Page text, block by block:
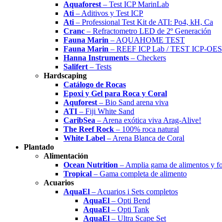
Aquaforest – Test ICP MarinLab
Ati – Aditivos y Test ICP
Ati – Professional Test Kit de ATI: Po4, kH, Ca
Cranc – Refractometro LED de 2º Generación
Fauna Marin – AQUAHOME TEST
Fauna Marin – REEF ICP Lab / TEST ICP-OES
Hanna Instruments – Checkers
Salifert – Tests
Hardscaping
Catálogo de Rocas
Epoxi y Gel para Roca y Coral
Aquforest – Bio Sand arena viva
ATI – Fiji White Sand
CaribSea – Arena exótica viva Arag-Alive!
The Reef Rock – 100% roca natural
White Label – Arena Blanca de Coral
Plantado
Alimentación
Ocean Nutrition – Amplia gama de alimentos y
Tropical – Gama completa de alimento
Acuarios
AquaEl – Acuarios i Sets completos
AquaEl – Opti Bend
AquaEl – Opti Tank
AquaEl – Ultra Scape Set